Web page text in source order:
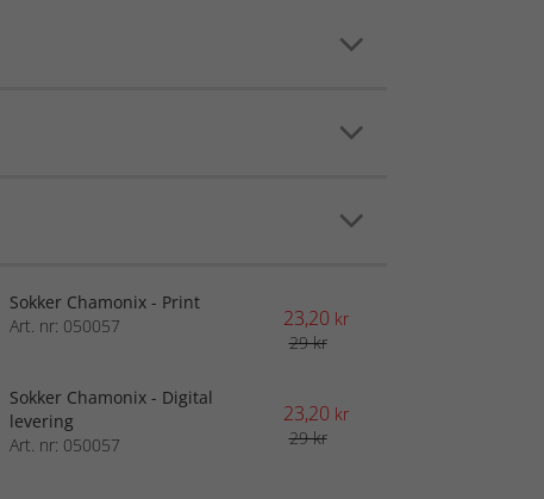
Sokker Chamonix - Print
Art. nr: 050057
23,20 kr
29 kr
Sokker Chamonix - Digital
levering
Art. nr: 050057
23,20 kr
29 kr